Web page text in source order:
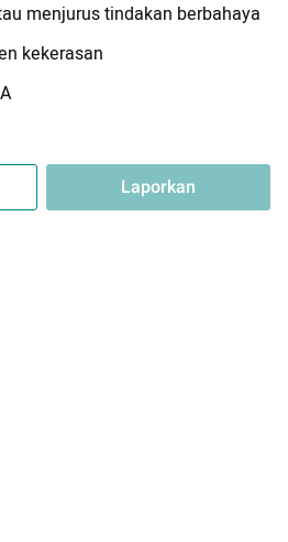
menjurus tindakan berbahaya
kekerasan
Laporkan